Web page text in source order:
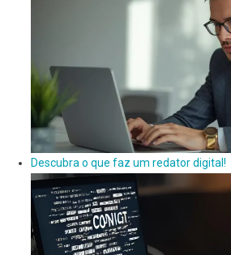
Descubra o que faz um redator digital!